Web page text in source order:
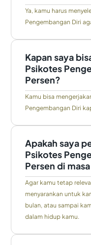
Ya, kamu harus
Pengembangan Diri
Kapan saya
Psikotes
Persen?
Kamu bisa
Pengembangan Diri
Apakah saya
Psikotes
Persen di
Agar kamu tetap
menyarankan untuk
bulan, atau sampai
dalam hidup kamu.